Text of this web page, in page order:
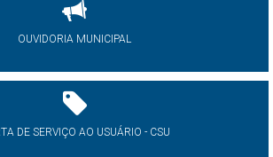
OUVIDORIA MUNICIPAL
DE SERVIÇO AO USUÁRIO - CSU